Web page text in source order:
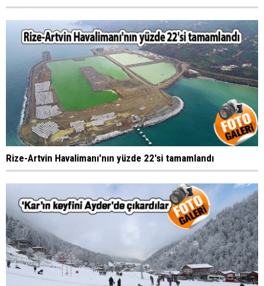
Rize-Artvin Havalimanı'nın yüzde 22'si tamamlandı